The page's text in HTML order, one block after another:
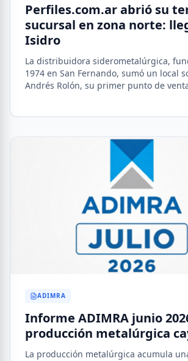
Perfiles.com.ar abrió su
sucursal en zona norte:
Isidro
La distribuidora siderometalúrgica,
1974 en San Fernando, sumó un local
Andrés Rolón, su primer punto de
ADIMRA
Informe ADIMRA junio
producción metalúrgica
La producción metalúrgica acumula